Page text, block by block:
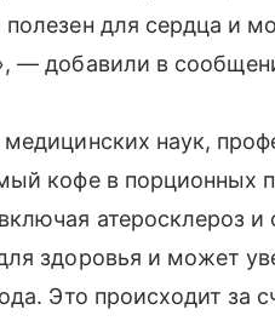
для сердца и
— добавили в
наук,
кофе в порционных
атеросклероз
здоровья и может
Это происходит за